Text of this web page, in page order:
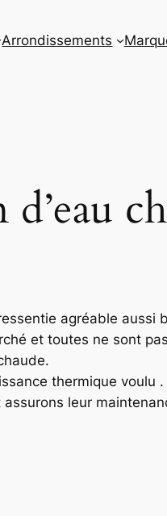
Arrondissements
agréable aussi
et toutes ne sont
thermique voulu .
leur